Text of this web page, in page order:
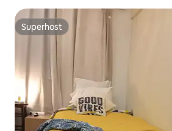
Superhost
Superhost